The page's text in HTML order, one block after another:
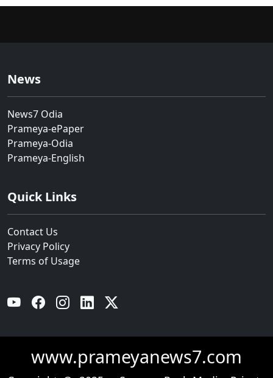
News
News7 Odia
Prameya-ePaper
Prameya-Odia
Prameya-English
Quick Links
Contact Us
Privacy Policy
Terms of Usage
YouTube Facebook Instagram Linkedin
www.prameyanews7.com